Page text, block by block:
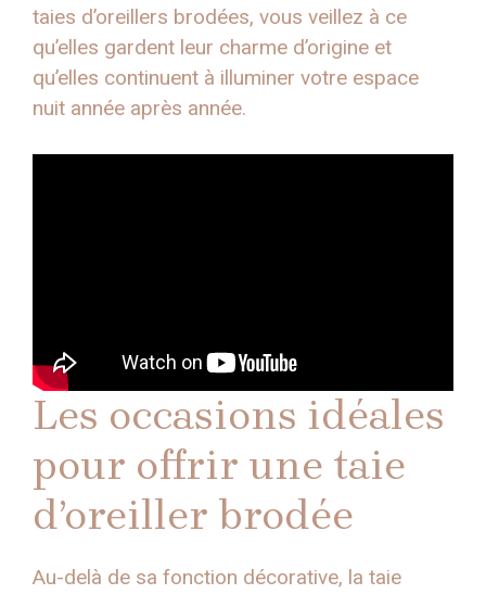
taies d’oreillers brodées, vous veillez à ce
qu’elles gardent leur charme d’origine et
qu’elles continuent à illuminer votre espace
nuit année après année.
Les occasions idéales
pour offrir une taie
d’oreiller brodée
Au-delà de sa fonction décorative, la taie